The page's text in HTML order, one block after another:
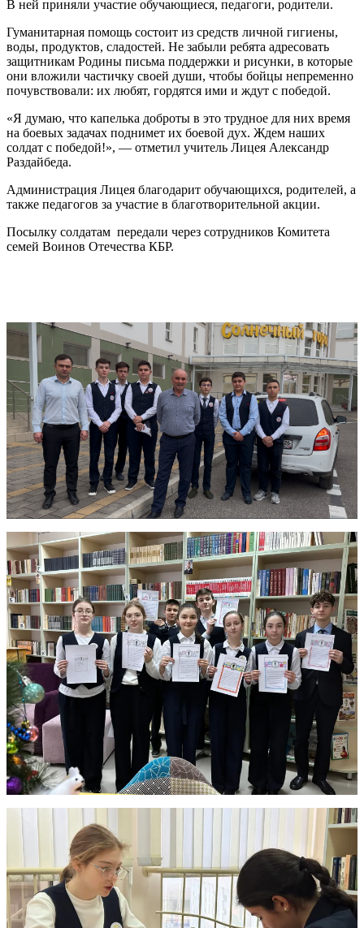
В ней приняли участие обучающиеся, педагоги, родители.
Гуманитарная помощь состоит из средств личной гигиены,
воды, продуктов, сладостей. Не забыли ребята адресовать
защитникам Родины письма поддержки и рисунки, в которые
они вложили частичку своей души, чтобы бойцы непременно
почувствовали: их любят, гордятся ими и ждут с победой.
«Я думаю, что капелька доброты в это трудное для них время
на боевых задачах поднимет их боевой дух. Ждем наших
солдат с победой!», — отметил учитель Лицея Александр
Раздайбеда.
Администрация Лицея благодарит обучающихся, родителей, а
также педагогов за участие в благотворительной акции.
Посылку солдатам передали через сотрудников Комитета
семей Воинов Отечества КБР.